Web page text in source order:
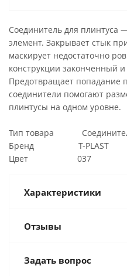
Соединитель для
элемент. Закрывает стык
маскирует недостаточно
конструкции законченный
Предотвращает
соединители помогают
плинтусы на одном уровне.
Тип товара
Бренд T-PLAST
Цвет 037
Характеристики
Отзывы
Задать вопрос